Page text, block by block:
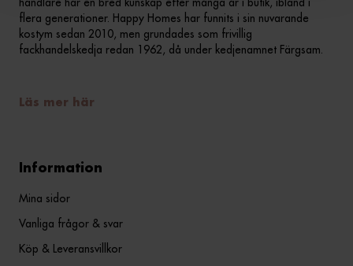
flera generationer. Happy Homes har funnits i sin nuvarande
kostym sedan 2010, men grundades som frivillig
fackhandelskedja redan 1962, då under kedjenamnet Färgsam.
Läs mer här
Information
Mina sidor
Vanliga frågor & svar
Köp & Leveransvillkor